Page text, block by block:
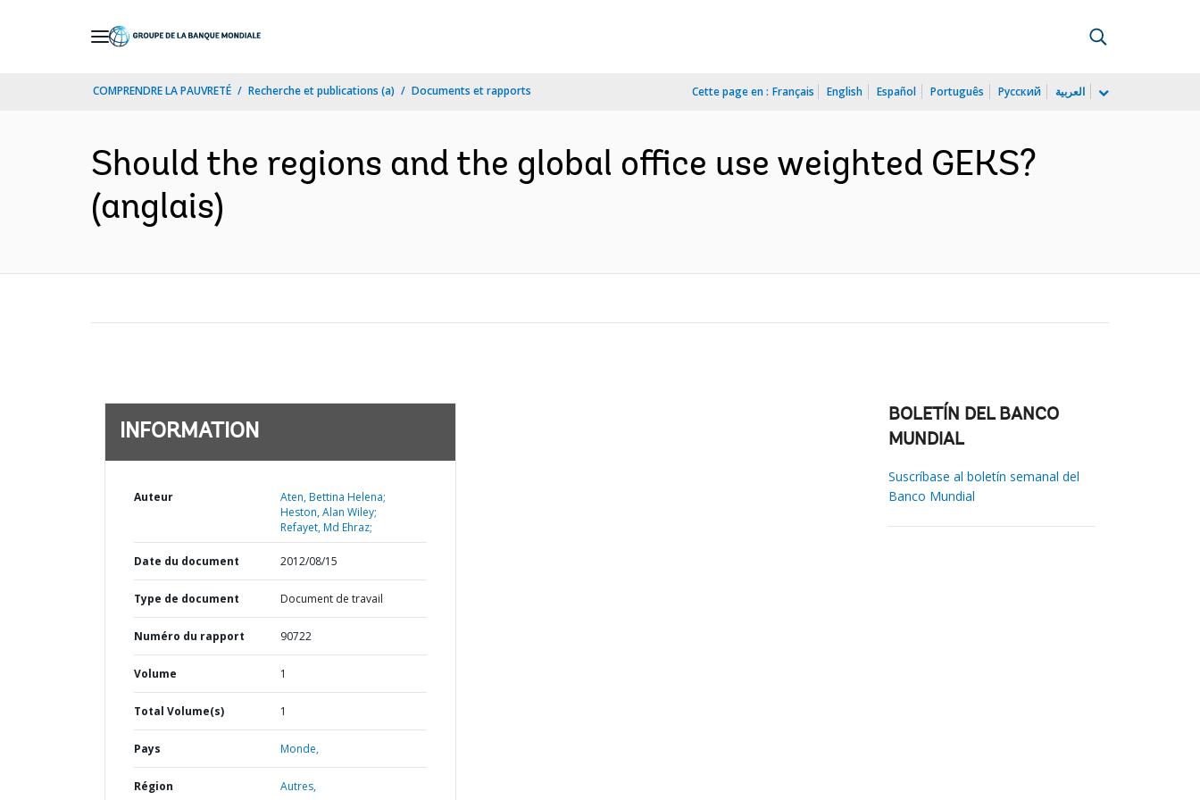
COMPRENDRE LA PAUVRETÉ Recherche et publications (a) Documents et rapports Cette page en : Français English Español Português Русский العربية
Should the regions and the global office use weighted GEKS?
(anglais)
INFORMATION
Auteur
Aten, Bettina Helena;
Heston, Alan Wiley;
Refayet, Md Ehraz;
Date du document 2012/08/15
Type de document Document de travail
Numéro du rapport 90722
Volume 1
Total Volume(s) 1
Pays Monde,
Région Autres,
BOLETÍN DEL BANCO
MUNDIAL
Suscríbase al boletín semanal del
Banco Mundial